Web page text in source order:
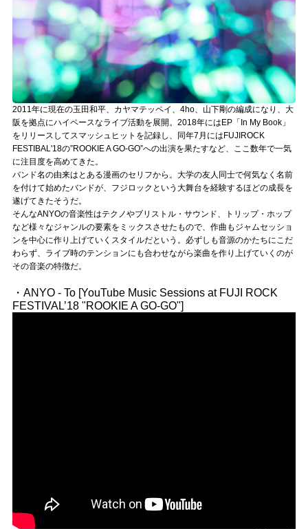
muevoクラウドファンディング
muevoコミュニティ
ぶいクラ！by muevo
ぶいコミュ！by muevo
ぶいマガ！ by muevo
Follow us
Official SNS
2011年に現在の玉田和平、カヤマテッペイ、4ho、山下剛の編成になり、大
阪を拠点にハイペースなライブ活動を展開。2018年にはEP「In My Book」
をリリースしてスマッシュヒットを記録し、同年7月にはFUJIROCK
FESTIBAL'18の”ROOKIE A GO-GO”への出演を果たすなど、ここ数年で一気
に注目度を高めてきた。
バンド名の由来はとある漫画のセリフから。大学の友人同士で何気なく名前
を付けて始めたバンドが、フジロックという大舞台を経験するほどの成長を
遂げてきたそうだ。
そんなANYOの音楽性はテクノやブリストル・サウンド、トリップ・ホップ
など様々なジャンルの要素をミックスさせたもので、作曲もジャムセッショ
ンを中心に作り上げていくスタイルだという。必ずしも音源のかたちにこだ
わらず、ライブ時のテンションにも合わせながら楽曲を作り上げていくのが
その音楽の特徴だ。
・ANYO - To [YouTube Music Sessions at FUJI ROCK
FESTIVAL’18 "ROOKIE A GO-GO"]